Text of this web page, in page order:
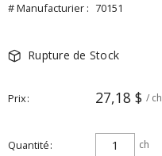
# Manufacturier : 70151
Rupture de Stock
Prix 27,18 $ / ch
Quantité ch